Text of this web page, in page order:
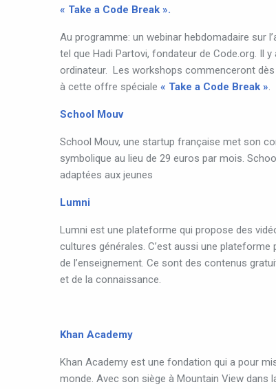
« Take a Code Break ».
Au programme: un webinar hebdomadaire sur
tel que Hadi Partovi, fondateur de Code.org. Il
ordinateur. Les workshops commenceront dès
à cette offre spéciale « Take a Code Break ».
School Mouv
School Mouv, une startup française met son
symbolique au lieu de 29 euros par mois.
adaptées aux jeunes
Lumni
Lumni est une plateforme qui propose des
cultures générales. C’est aussi une
de l’enseignement. Ce sont des contenus
et de la connaissance.
Khan Academy
Khan Academy est une fondation qui a pour
monde. Avec son siège à Mountain View dans